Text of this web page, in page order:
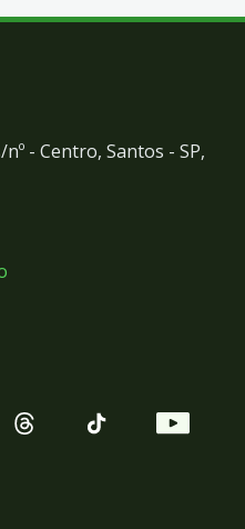
- Centro, Santos - SP,